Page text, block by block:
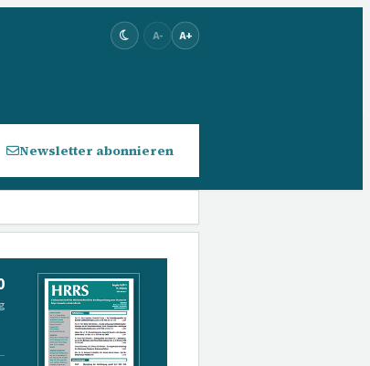
A- A+
Newsletter abonnieren